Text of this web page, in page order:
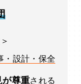
・設計・保全
が尊重される